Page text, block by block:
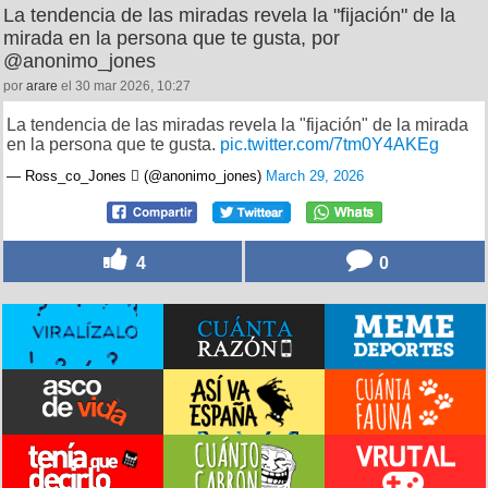
La tendencia de las miradas revela la "fijación" de la
mirada en la persona que te gusta, por
@anonimo_jones
por arare el 30 mar 2026, 10:27
La tendencia de las miradas revela la "fijación" de la mirada
en la persona que te gusta. pic.twitter.com/7tm0Y4AKEg
— Ross_co_Jones  (@anonimo_jones) March 29, 2026
4 0